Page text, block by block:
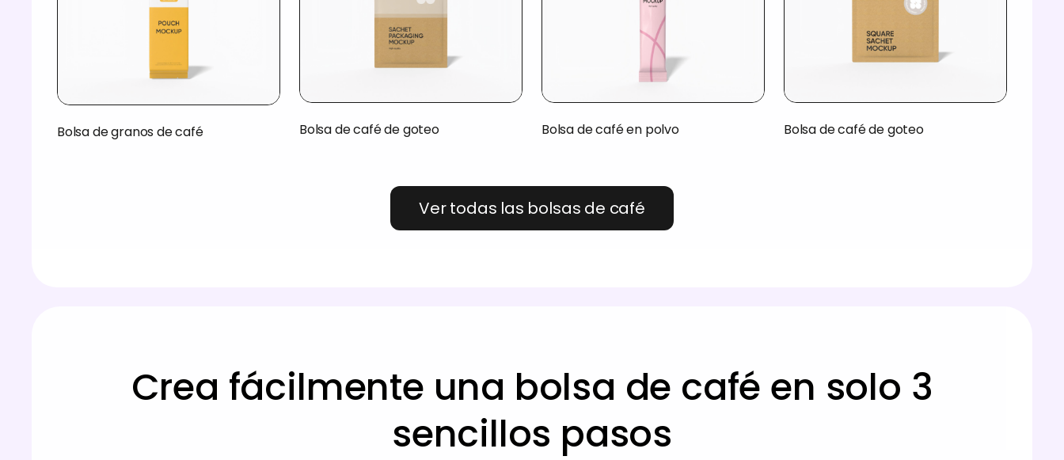
Bolsa de granos de café Bolsa de café de goteo Bolsa de café en polvo Bolsa de café de goteo
Ver todas las bolsas de café
Crea fácilmente una bolsa de café en solo 3
sencillos pasos